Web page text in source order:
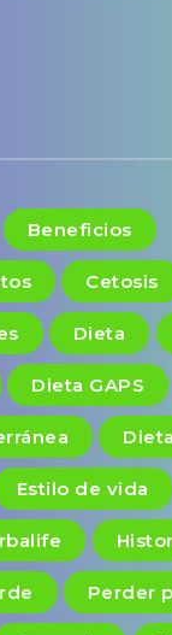
Beneficios
Cetosis
Dieta
Dieta GAPS
Estilo de vida
Perder